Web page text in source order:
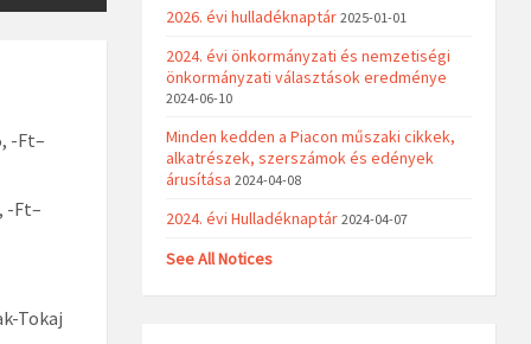
-Ft–
-Ft–
Tokaj
2026. évi hulladéknaptár 2025-01-01
2024. évi önkormányzati és nemzetiségi
önkormányzati választások eredménye
2024-06-10
Minden kedden a Piacon műszaki cikkek,
alkatrészek, szerszámok és edények
árusítása 2024-04-08
2024. évi Hulladéknaptár 2024-04-07
See All Notices